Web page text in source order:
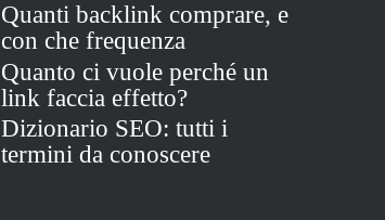
Quanti backlink comprare, e
con che frequenza
Quanto ci vuole perché un
link faccia effetto?
Dizionario SEO: tutti i
termini da conoscere